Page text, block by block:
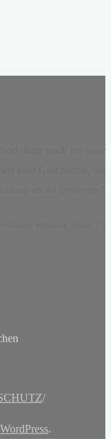
/
WordPress.